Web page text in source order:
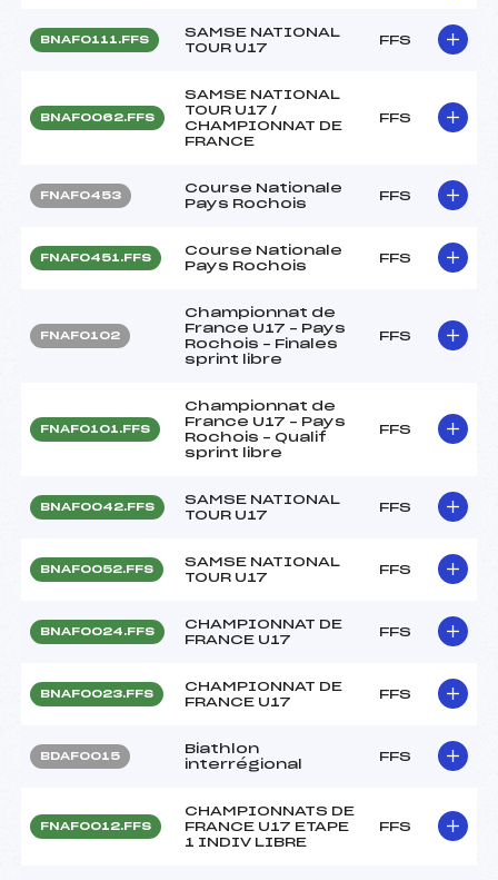
BNAF0111.FFS
SAMSE NATIONAL
TOUR U17
FFS
BNAF0062.FFS
SAMSE NATIONAL
TOUR U17 /
CHAMPIONNAT DE
FRANCE
FFS
FNAF0453
Course Nationale
Pays Rochois
FFS
FNAF0451.FFS
Course Nationale
Pays Rochois
FFS
FNAF0102
Championnat de
France U17 – Pays
Rochois – Finales
sprint libre
FFS
FNAF0101.FFS
Championnat de
France U17 – Pays
Rochois – Qualif
sprint libre
FFS
BNAF0042.FFS
SAMSE NATIONAL
TOUR U17
FFS
BNAF0052.FFS
SAMSE NATIONAL
TOUR U17
FFS
BNAF0024.FFS
CHAMPIONNAT DE
FRANCE U17
FFS
BNAF0023.FFS
CHAMPIONNAT DE
FRANCE U17
FFS
BDAF0015
Biathlon
interrégional
FFS
FNAF0012.FFS
CHAMPIONNATS DE
FRANCE U17 ETAPE
1 INDIV LIBRE
FFS